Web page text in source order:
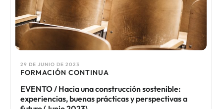
29 DE JUNIO DE 2023
FORMACIÓN CONTINUA​
EVENTO / Hacia una construcción sostenible:
experiencias, buenas prácticas y perspectivas a